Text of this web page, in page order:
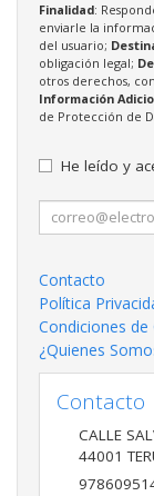
Finalidad:
enviarle la
del usuario;
obligación legal;
otros derechos,
Información
de Protección de
He leído y
Contacto
Política
Condiciones de
¿Quienes
Contacto
CALLE
44001